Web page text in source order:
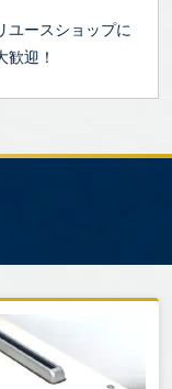
ユースショップに
迎！